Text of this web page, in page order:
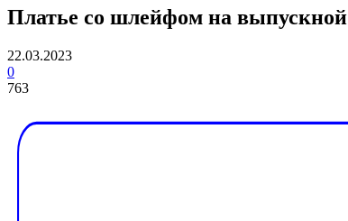
Платье со шлейфом на выпускной
22.03.2023
0
763